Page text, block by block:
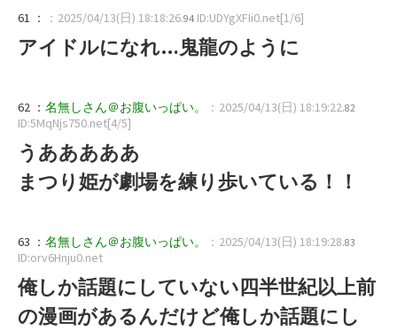
61 ： ：2025/04/13(日) 18:18:26.94 ID:UDYgXFIi0.net[1/6]
アイドルになれ…鬼龍のように
62 ： 名無しさん＠お腹いっぱい。 ：2025/04/13(日) 18:19:22.82
ID:5MqNjs750.net[4/5]
うあああああ
まつり姫が劇場を練り歩いている！！
63 ： 名無しさん＠お腹いっぱい。 ：2025/04/13(日) 18:19:28.83
ID:orv6Hnju0.net
俺しか話題にしていない四半世紀以上前
の漫画があるんだけど俺しか話題にし